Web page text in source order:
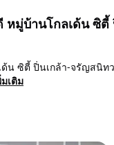
หมู่บ้านโกลเด้น ซิ
ซิตี้ ปิ่นเกล้า-จรัญสนิท
เติม